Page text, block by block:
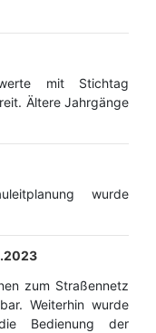
mit Stichtag
Ältere Jahrgänge
wurde
zum Straßennetz
Weiterhin wurde
Bedienung der